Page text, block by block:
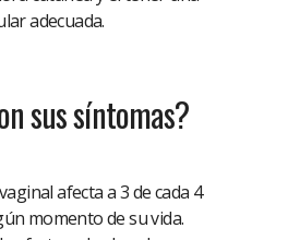
adecuada.
sus síntomas?
afecta a 3 de cada 4
momento de su vida.